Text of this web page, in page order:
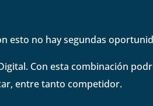
esto no hay segundas
Con esta combinación
entre tanto competidor.